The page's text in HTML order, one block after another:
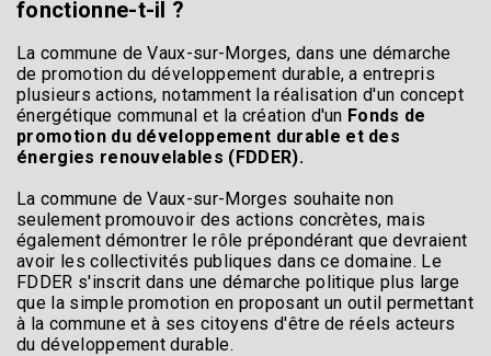
fonctionne-t-il ?
La commune de Vaux-sur-Morges, dans une démarche
de promotion du développement durable, a entrepris
plusieurs actions, notamment la réalisation d'un concept
énergétique communal et la création d'un Fonds de
promotion du développement durable et des
énergies renouvelables (FDDER).
La commune de Vaux-sur-Morges souhaite non
seulement promouvoir des actions concrètes, mais
également démontrer le rôle prépondérant que devraient
avoir les collectivités publiques dans ce domaine. Le
FDDER s'inscrit dans une démarche politique plus large
que la simple promotion en proposant un outil permettant
à la commune et à ses citoyens d'être de réels acteurs
du développement durable.